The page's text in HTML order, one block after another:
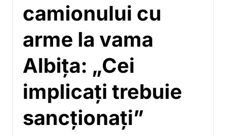
camionului cu
arme la vama
Albița: „Cei
implicați trebuie
sancționați”